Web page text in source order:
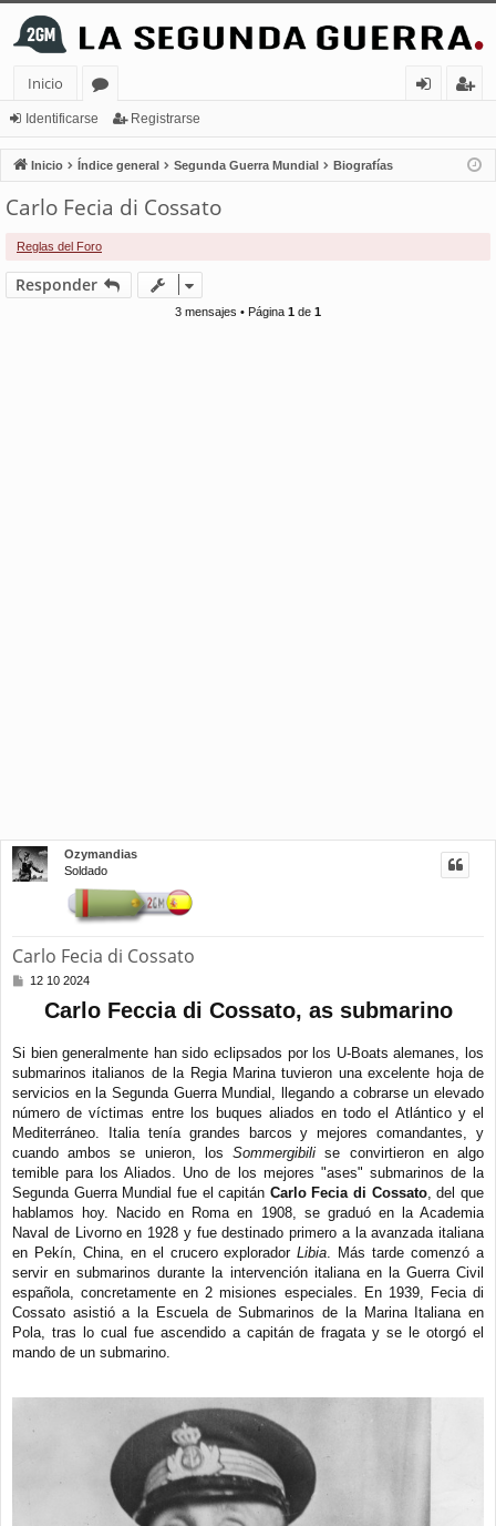
Inicio
or
os
nt
ifi
ist
ra
Identificarse Registrarse
Inicio Índice general Segunda Guerra Mundial Biografías
Carlo Fecia di Cossato
Reglas del Foro
Responder
3 mensajes • Página 1 de 1
Ozymandias
Soldado
Carlo Fecia di Cossato
M
a
e
12 10 2024
Carlo Feccia di Cossato, as submarino
Si bien generalmente han sido eclipsados por los U-Boats alemanes, los
submarinos italianos de la Regia Marina tuvieron una excelente hoja de
servicios en la Segunda Guerra Mundial, llegando a cobrarse un elevado
número de víctimas entre los buques aliados en todo el Atlántico y el
Mediterráneo. Italia tenía grandes barcos y mejores comandantes, y
cuando ambos se unieron, losSommergibili se convirtieron en algo
temible para los Aliados. Uno de los mejores "ases" submarinos de la
Segunda Guerra Mundial fue el capitán Carlo Fecia di Cossato, del que
hablamos hoy. Nacido en Roma en 1908, se graduó en la Academia
Naval de Livorno en 1928 y fue destinado primero a la avanzada italiana
en Pekín, China, en el crucero exploradorLibia. Más tarde comenzó a
servir en submarinos durante la intervención italiana en la Guerra Civil
española, concretamente en 2 misiones especiales. En 1939, Fecia di
Cossato asistió a la Escuela de Submarinos de la Marina Italiana en
Pola, tras lo cual fue ascendido a capitán de fragata y se le otorgó el
mando de un submarino.